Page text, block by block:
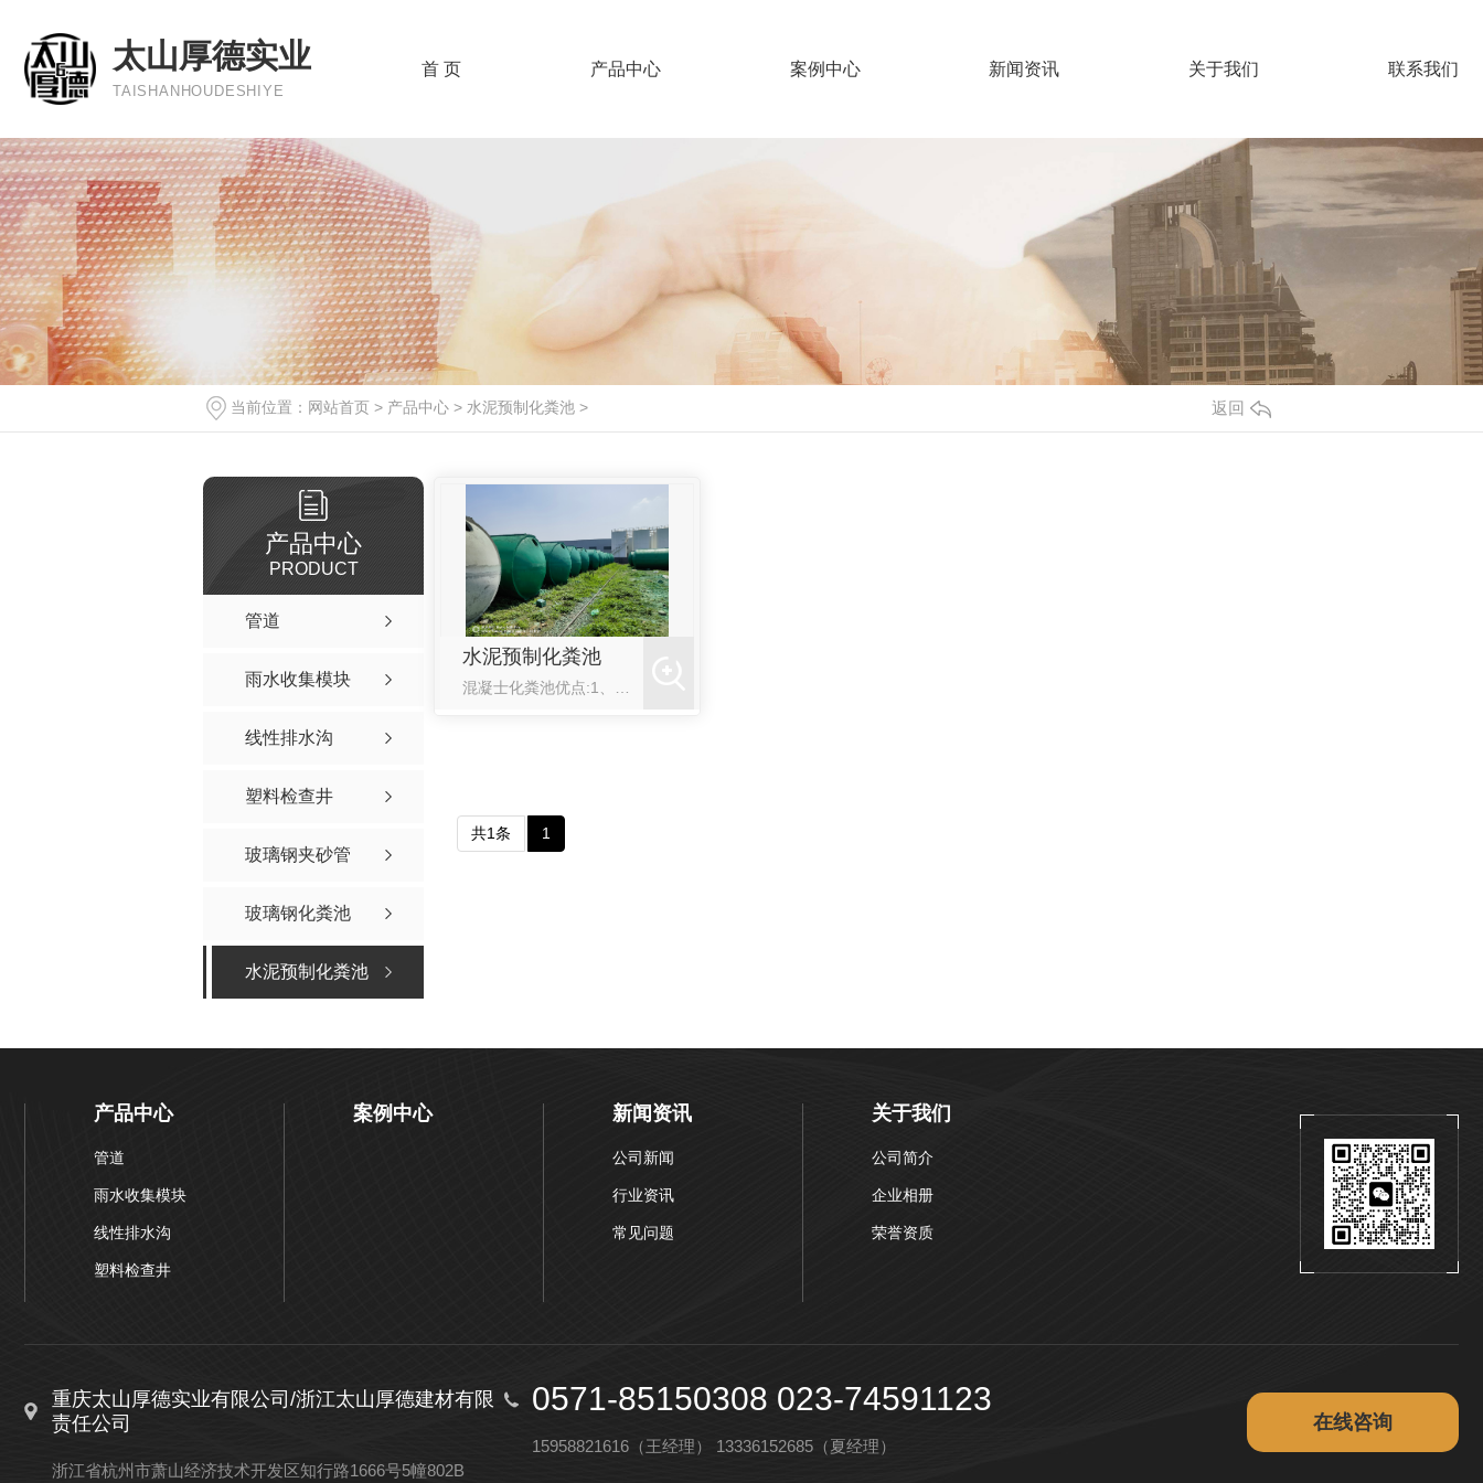
太山厚德实业
TAISHANHOUDESHIYE
首 页 产品中心 案例中心 新闻资讯 关于我们 联系我们
当前位置： 网站首页 > 产品中心 > 水泥预制化粪池 > 返回
产品中心
PRODUCT
管道
雨水收集模块
线性排水沟
塑料检查井
玻璃钢夹砂管
玻璃钢化粪池
水泥预制化粪池
水泥预制化粪池
混凝士化粪池优点:1、造价低:钢筋混凝土为广泛运用的老练的传统的遍及的建筑资料，故造价相对较低。2、...
共1条 1
产品中心
管道
雨水收集模块
线性排水沟
塑料检查井
案例中心 新闻资讯
公司新闻
行业资讯
常见问题
关于我们
公司简介
企业相册
荣誉资质
重庆太山厚德实业有限公司/浙江太山厚德建材有限
责任公司
浙江省杭州市萧山经济技术开发区知行路1666号5幢802B
0571-85150308 023-74591123
15958821616（王经理） 13336152685（夏经理）
在线咨询